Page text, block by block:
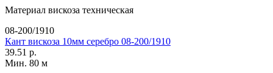
Материал вискоза техническая
08-200/1910
Кант вискоза 10мм серебро 08-200/1910
39.51 р.
Мин. 80 м